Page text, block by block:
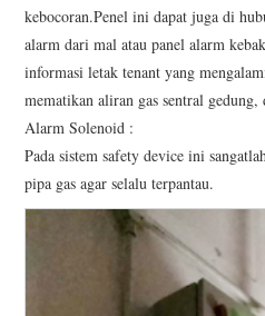
kebocoran.Penel ini dapat juga di
alarm dari mal atau panel alarm
informasi letak tenant yang
mematikan aliran gas sentral
Alarm Solenoid :
Pada sistem safety device ini
pipa gas agar selalu terpantau.